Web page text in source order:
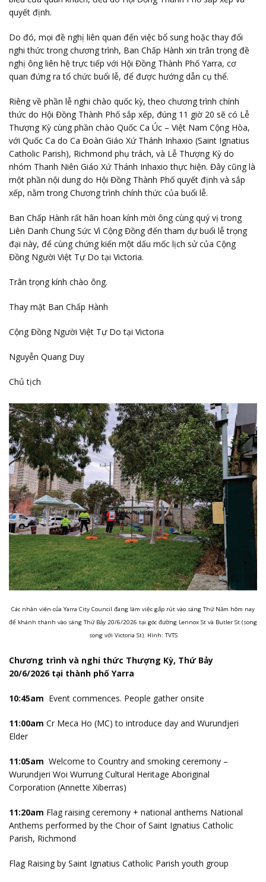
quyết định.
Do đó, mọi đề nghị liên quan đến việc bổ sung hoặc thay đổi
nghi thức trong chương trình, Ban Chấp Hành xin trân trọng đề
nghị ông liên hệ trực tiếp với Hội Đồng Thành Phố Yarra, cơ
quan đứng ra tổ chức buổi lễ, để được hướng dẫn cụ thể.
Riêng về phần lễ nghi chào quốc kỳ, theo chương trình chính
thức do Hội Đồng Thành Phố sắp xếp, đúng 11 giờ 20 sẽ có Lễ
Thượng Kỳ cùng phần chào Quốc Ca Úc – Việt Nam Cộng Hòa,
với Quốc Ca do Ca Đoàn Giáo Xứ Thánh Inhaxio (Saint Ignatius
Catholic Parish), Richmond phụ trách, và Lễ Thượng Kỳ do
nhóm Thanh Niên Giáo Xứ Thánh Inhaxio thực hiện. Đây cũng là
một phần nội dung do Hội Đồng Thành Phố quyết định và sắp
xếp, nằm trong Chương trình chính thức của buổi lễ.
Ban Chấp Hành rất hân hoan kính mời ông cùng quý vị trong
Liên Danh Chung Sức Vì Cộng Đồng đến tham dự buổi lễ trọng
đại này, để cùng chứng kiến một dấu mốc lịch sử của Cộng
Đồng Người Việt Tự Do tại Victoria.
Trân trọng kính chào ông.
Thay mặt Ban Chấp Hành
Cộng Đồng Người Việt Tự Do tại Victoria
Nguyễn Quang Duy
Chủ tịch
Các nhân viên của Yarra City Council đang làm việc gấp rút vào sáng Thứ Năm hôm nay
để khánh thành vào sáng Thứ Bảy 20/6/2026 tại góc đường Lennox St và Butler St (song
song với Victoria St). Hình: TVTS
Chương trình và nghi thức Thượng Kỳ, Thứ Bảy
20/6/2026 tại thành phố Yarra
10:45am Event commences. People gather onsite
11:00am Cr Meca Ho (MC) to introduce day and Wurundjeri
Elder
11:05am Welcome to Country and smoking ceremony –
Wurundjeri Woi Wurrung Cultural Heritage Aboriginal
Corporation (Annette Xiberras)
11:20am Flag raising ceremony + national anthems National
Anthems performed by the Choir of Saint Ignatius Catholic
Parish, Richmond
Flag Raising by Saint Ignatius Catholic Parish youth group